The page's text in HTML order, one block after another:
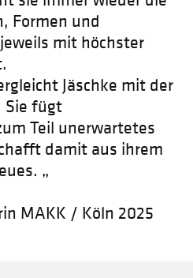
Formen und
mit höchster
Jäschke mit der
Sie fügt
Teil unerwartetes
damit aus ihrem
„
MAKK / Köln 2025